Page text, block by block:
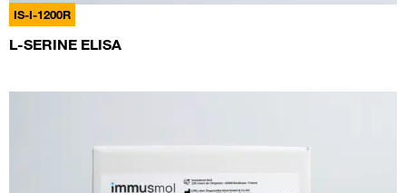
IS-I-1200R
L-SERINE ELISA